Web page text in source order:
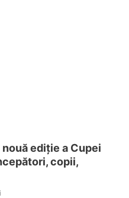
ediție a Cupei
copii,